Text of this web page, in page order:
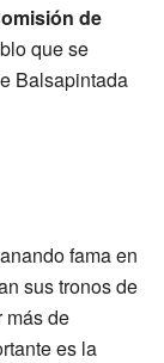
de
que se
Balsapintada
fama en
sus tronos de
más de
es la